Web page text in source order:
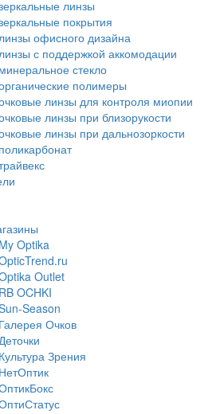
линзы
покрытия
офисного дизайна
с поддержкой аккомодации
минеральное стекло
полимеры
линзы для контроля миопии
линзы при близорукости
линзы при дальнозоркости
поликарбонат
My Optika
Outlet
RB OCHKI
Season
Галерея Очков
Культура Зрения
НетОптик